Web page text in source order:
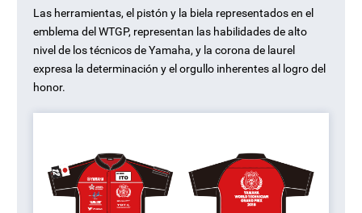
Las herramientas, el pistón y la biela representados en el
emblema del WTGP, representan las habilidades de alto
nivel de los técnicos de Yamaha, y la corona de laurel
expresa la determinación y el orgullo inherentes al logro del
honor.